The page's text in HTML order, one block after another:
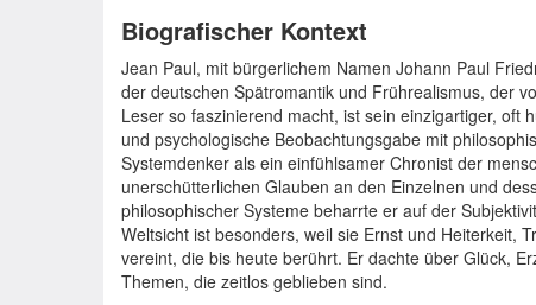
Biografischer Kontext
Jean Paul, mit bürgerlichem Namen Johann Paul
der deutschen Spätromantik und Frührealismus, der
Leser so faszinierend macht, ist sein einzigartiger, oft
und psychologische Beobachtungsgabe mit
Systemdenker als ein einfühlsamer Chronist der
unerschütterlichen Glauben an den Einzelnen und
philosophischer Systeme beharrte er auf der
Weltsicht ist besonders, weil sie Ernst und Heiterkeit,
vereint, die bis heute berührt. Er dachte über Glück,
Themen, die zeitlos geblieben sind.